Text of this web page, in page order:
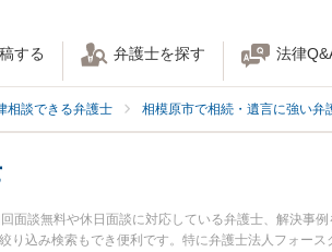
する 弁護士を探す 法律
相談できる弁護士 相模原市で相続・遺言に強い弁
談無料や休日面談に対応している弁護士、解決事
込み検索もでき便利です。特に弁護士法人フォー